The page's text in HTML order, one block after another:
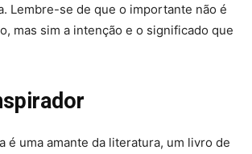
Lembre-se de que o importante não é
mas sim a intenção e o significado que
é uma amante da literatura, um livro de